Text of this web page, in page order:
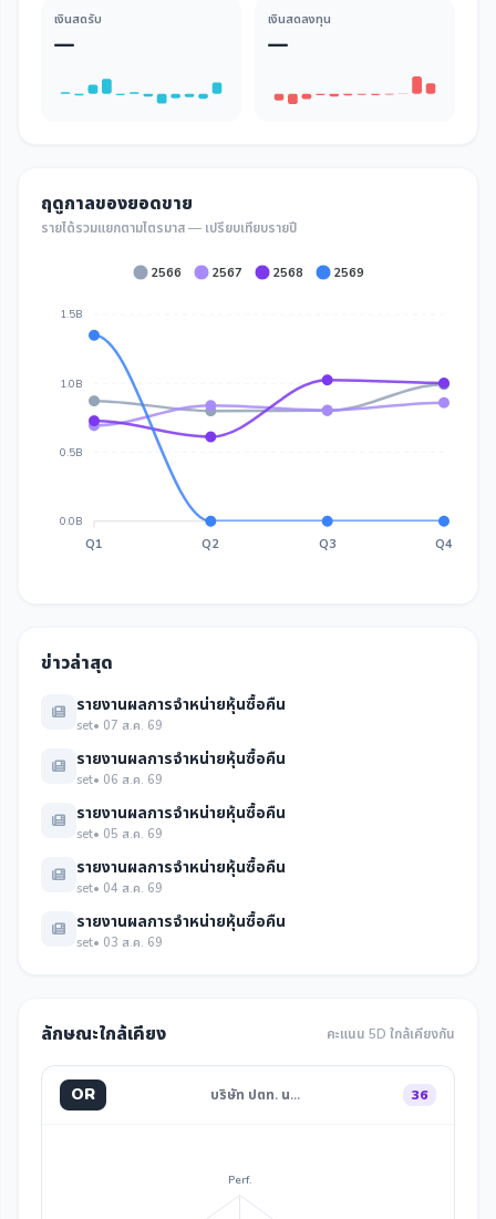
เงินสดรับ
—
เงินสดลงทุน
—
ฤดูกาลของยอดขาย
รายได้รวมแยกตามไตรมาส — เปรียบเทียบรายปี
2566 2567 2568 2569
1.5B
1.0B
0.5B
0.0B
Q1 Q2 Q3 Q4
ข่าวล่าสุด
รายงานผลการจำหน่ายหุ้นซื้อคืน
set• 07 ส.ค. 69
รายงานผลการจำหน่ายหุ้นซื้อคืน
set• 06 ส.ค. 69
รายงานผลการจำหน่ายหุ้นซื้อคืน
set• 05 ส.ค. 69
รายงานผลการจำหน่ายหุ้นซื้อคืน
set• 04 ส.ค. 69
รายงานผลการจำหน่ายหุ้นซื้อคืน
set• 03 ส.ค. 69
ลักษณะใกล้เคียง คะแนน 5D ใกล้เคียงกัน
OR บริษัท ปตท. น… 36
Perf.